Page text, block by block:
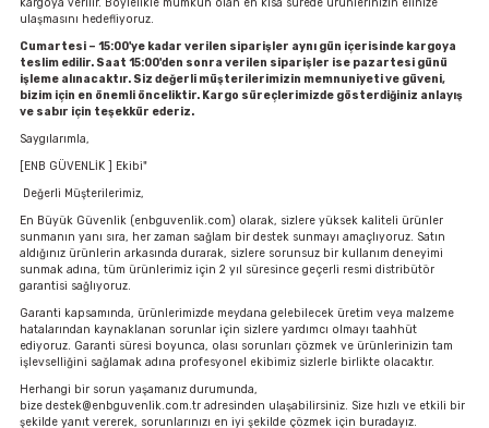
ulaşmasını hedefliyoruz.
Cumartesi – 15:00'ye kadar verilen siparişler aynı gün içerisinde kargoya
teslim edilir. Saat 15:00'den sonra verilen siparişler ise pazartesi günü
işleme alınacaktır. Siz değerli müşterilerimizin memnuniyeti ve güveni,
bizim için en önemli önceliktir. Kargo süreçlerimizde gösterdiğiniz anlayış
ve sabır için teşekkür ederiz.
Saygılarımla,
[ENB GÜVENLİK ] Ekibi"
Değerli Müşterilerimiz,
En Büyük Güvenlik (enbguvenlik.com) olarak, sizlere yüksek kaliteli ürünler
sunmanın yanı sıra, her zaman sağlam bir destek sunmayı amaçlıyoruz. Satın
aldığınız ürünlerin arkasında durarak, sizlere sorunsuz bir kullanım deneyimi
sunmak adına, tüm ürünlerimiz için 2 yıl süresince geçerli resmi distribütör
garantisi sağlıyoruz.
Garanti kapsamında, ürünlerimizde meydana gelebilecek üretim veya malzeme
hatalarından kaynaklanan sorunlar için sizlere yardımcı olmayı taahhüt
ediyoruz. Garanti süresi boyunca, olası sorunları çözmek ve ürünlerinizin tam
işlevselliğini sağlamak adına profesyonel ekibimiz sizlerle birlikte olacaktır.
Herhangi bir sorun yaşamanız durumunda,
bize destek@enbguvenlik.com.tr adresinden ulaşabilirsiniz. Size hızlı ve etkili bir
şekilde yanıt vererek, sorunlarınızı en iyi şekilde çözmek için buradayız.